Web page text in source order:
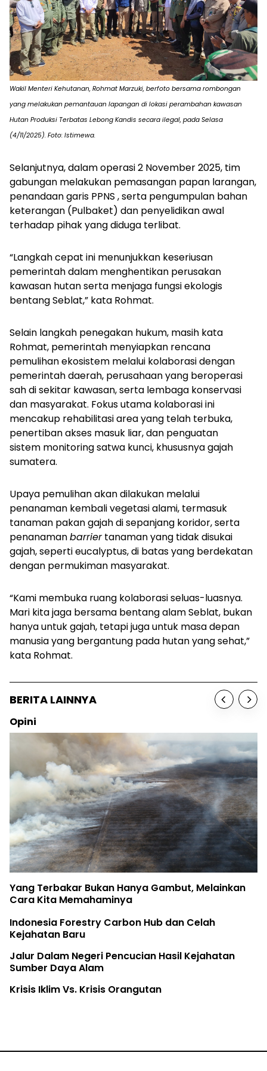
Wakil Menteri Kehutanan, Rohmat Marzuki, berfoto bersama rombongan
yang melakukan pemantauan lapangan di lokasi perambahan kawasan
Hutan Produksi Terbatas Lebong Kandis secara ilegal, pada Selasa
(4/11/2025). Foto: Istimewa.
Selanjutnya, dalam operasi 2 November 2025, tim
gabungan melakukan pemasangan papan larangan,
penandaan garis PPNS , serta pengumpulan bahan
keterangan (Pulbaket) dan penyelidikan awal
terhadap pihak yang diduga terlibat.
“Langkah cepat ini menunjukkan keseriusan
pemerintah dalam menghentikan perusakan
kawasan hutan serta menjaga fungsi ekologis
bentang Seblat,” kata Rohmat.
Selain langkah penegakan hukum, masih kata
Rohmat, pemerintah menyiapkan rencana
pemulihan ekosistem melalui kolaborasi dengan
pemerintah daerah, perusahaan yang beroperasi
sah di sekitar kawasan, serta lembaga konservasi
dan masyarakat. Fokus utama kolaborasi ini
mencakup rehabilitasi area yang telah terbuka,
penertiban akses masuk liar, dan penguatan
sistem monitoringsatwa kunci, khususnya gajah
sumatera.
Upaya pemulihan akan dilakukan melalui
penanaman kembali vegetasi alami, termasuk
tanaman pakan gajah di sepanjang koridor, serta
penanamanbarriertanaman yang tidak disukai
gajah, sepertieucalyptus, di batas yang berdekatan
dengan permukiman masyarakat.
“Kami membuka ruang kolaborasi seluas-luasnya.
Mari kita jaga bersama bentang alam Seblat, bukan
hanya untuk gajah, tetapi juga untuk masa depan
manusia yang bergantung pada hutan yang sehat,”
kata Rohmat.
BERITA LAINNYA
Opini
Yang Terbakar Bukan Hanya Gambut, Melainkan
Cara Kita Memahaminya
Indonesia Forestry Carbon Hub dan Celah
Kejahatan Baru
Jalur Dalam Negeri Pencucian Hasil Kejahatan
Sumber Daya Alam
Krisis Iklim Vs. Krisis Orangutan